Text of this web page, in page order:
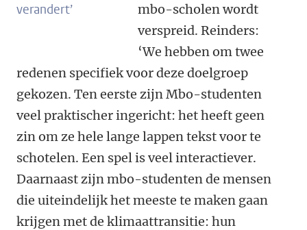
verandert’
mbo-scholen wordt
verspreid. Reinders:
‘We hebben om twee
redenen specifiek voor deze doelgroep
gekozen. Ten eerste zijn Mbo-studenten
veel praktischer ingericht: het heeft geen
zin om ze hele lange lappen tekst voor te
schotelen. Een spel is veel interactiever.
Daarnaast zijn mbo-studenten de mensen
die uiteindelijk het meeste te maken gaan
krijgen met de klimaattransitie: hun